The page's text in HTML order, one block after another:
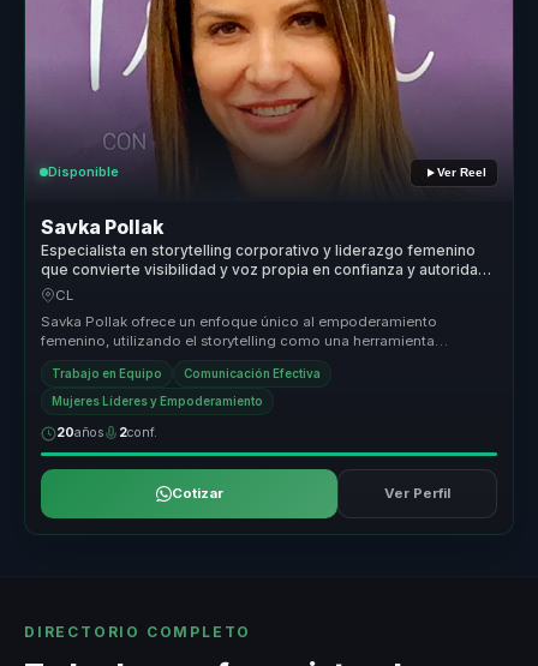
Disponible Ver Reel
Savka Pollak
Especialista en storytelling corporativo y liderazgo femenino
que convierte visibilidad y voz propia en confianza y autoridad
para mujeres líderes y equipos.
CL
Savka Pollak ofrece un enfoque único al empoderamiento
femenino, utilizando el storytelling como una herramienta
poderosa para crear espa...
Trabajo en Equipo Comunicación Efectiva
Mujeres Líderes y Empoderamiento
20años 2conf.
Cotizar Ver Perfil
DIRECTORIO COMPLETO